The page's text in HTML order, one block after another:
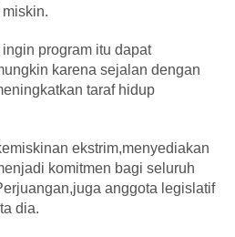
program itu dapat
karena sejalan dengan
taraf hidup
ekstrim,menyediakan
komitmen bagi seluruh
anggota legislatif
dia.